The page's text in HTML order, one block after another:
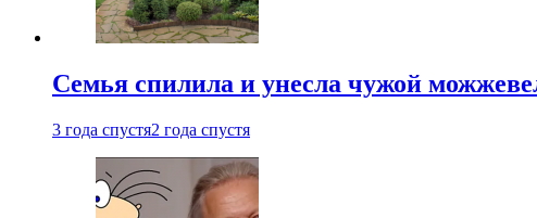
Семья спилила и унесла чужой
3 года спустя2 года спустя